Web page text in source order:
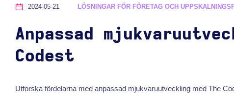
2024-05-21 LÖSNINGAR FÖR FÖRETAG OCH
Anpassad
Codest
Utforska fördelarna med anpassad mjukvaruutveckling med The